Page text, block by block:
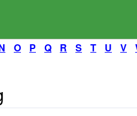
O P Q R S T U V